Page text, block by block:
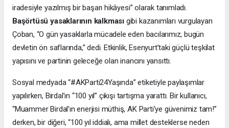
iradesiyle yazılmış bir başarı hikâyesi” olarak tanımladı.
Başörtüsü yasaklarının kalkması gibi kazanımları vurgulayan
Çoban, “O gün yasaklarla mücadele eden bacılarımız, bugün
devletin ön saflarında,” dedi. Etkinlik, Esenyurt’taki güçlü teşkilat
yapısını ve partinin geleceğe olan inancını yansıttı.
Sosyal medyada “#AKParti24Yaşında” etiketiyle paylaşımlar
yapılırken, Birdal’ın “100 yıl” çıkışı tartışma yarattı. Bir kullanıcı,
“Muammer Birdal’ın enerjisi müthiş, AK Parti’ye güvenimiz tam!”
derken, bir diğeri, “100 yıl iddialı, ama millet desteklerse neden